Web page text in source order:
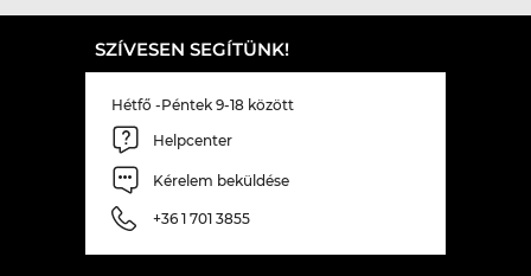
SZÍVESEN SEGÍTÜNK!
Hétfő -Péntek 9-18 között
Helpcenter
Kérelem beküldése
+36 1 701 3855